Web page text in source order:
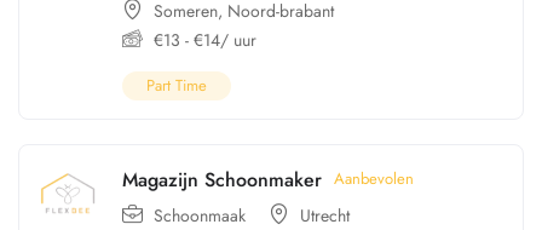
Someren, Noord-brabant
€13 - €14/ uur
Part Time
Magazijn Schoonmaker Aanbevolen
Schoonmaak
Utrecht